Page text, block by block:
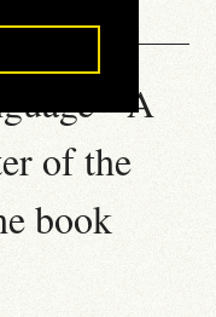
- A
of the
book